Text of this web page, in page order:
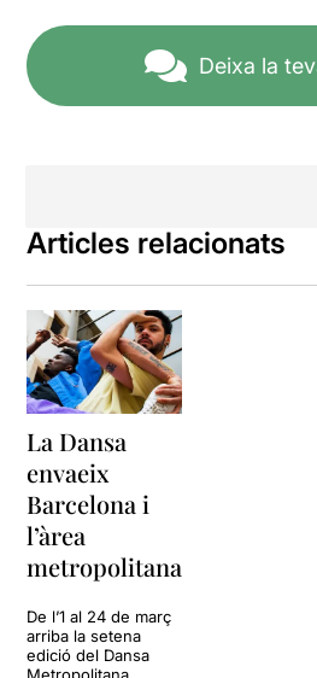
Deixa la
Articles relacionats
La Dansa
envaeix
Barcelona i
l’àrea
metropolitana
De l’1 al 24 de març
arriba la setena
edició del Dansa